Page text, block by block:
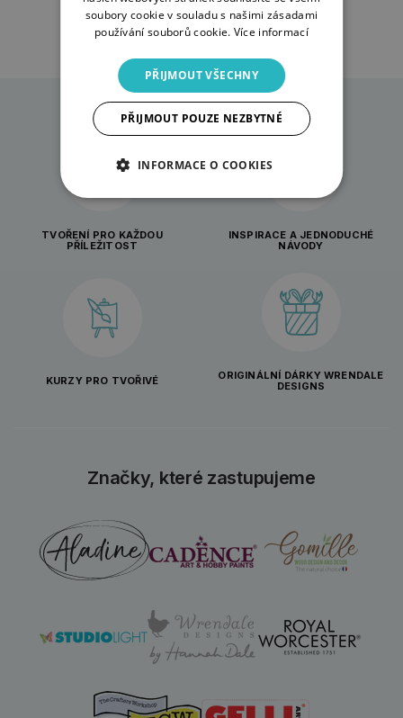
TVOŘENÍ PRO KAŽDOU
PŘÍLEŽITOST
INSPIRACE A JEDNODUCHÉ
NÁVODY
KURZY PRO TVOŘIVÉ
ORIGINÁLNÍ DÁRKY WRENDALE
DESIGNS
Značky, které zastupujeme
soubory cookie v souladu s našimi zásadami
používání souborů cookie. Více informací
PŘIJMOUT VŠECHNY
PŘIJMOUT POUZE NEZBYTNÉ
INFORMACE O COOKIES